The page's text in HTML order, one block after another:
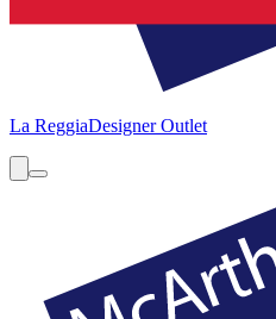
La ReggiaDesigner Outlet